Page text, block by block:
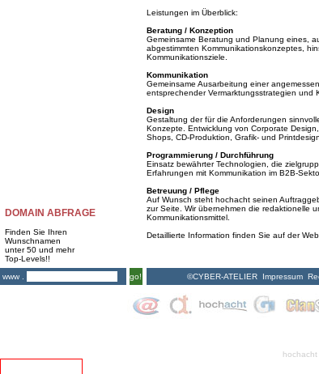
DOMAIN ABFRAGE
Finden Sie Ihren
Wunschnamen
unter 50 und mehr
Top-Levels!!
www .
go!
Leistungen im Überblick:
Beratung / Konzeption
Gemeinsame Beratung und Planung eines,
abgestimmten Kommunikationskonzeptes,
Kommunikationsziele.
Kommunikation
Gemeinsame Ausarbeitung einer
entsprechender Vermarktungsstrategien und
Design
Gestaltung der für die Anforderungen
Konzepte. Entwicklung von Corporate
Shops, CD-Produktion, Grafik- und Printdesign.
Programmierung / Durchführung
Einsatz bewährter Technologien, die
Erfahrungen mit Kommunikation im B2B-
Betreuung / Pflege
Auf Wunsch steht hochacht seinen
zur Seite. Wir übernehmen die redaktionelle
Kommunikationsmittel.
Detaillierte Information finden Sie auf der
©CYBER-ATELIER Impressum
hochacht